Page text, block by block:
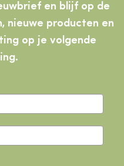
en blijf op de
nieuwe producten en
op je volgende